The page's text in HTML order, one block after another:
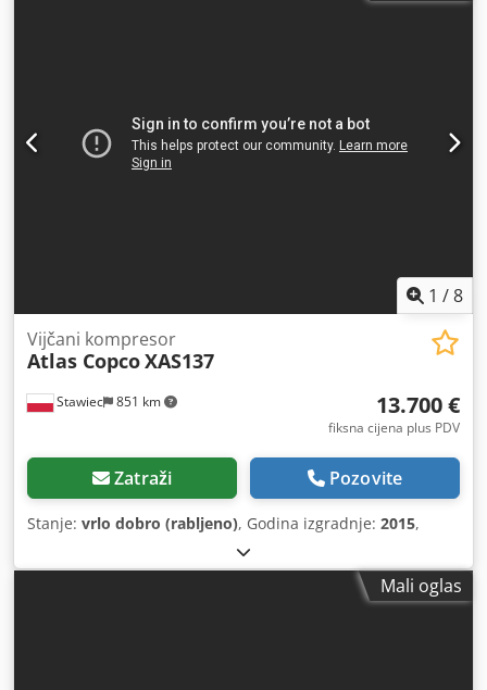
1 /8
Stawiec 851 km
Vijčani kompresor
Atlas CopcoXAS137
13.700 €
fiksna cijena plus PDV
Zatraži Pozovite
Stanje: vrlo dobro (rabljeno), Godina izgradnje: 2015,
Mali oglas